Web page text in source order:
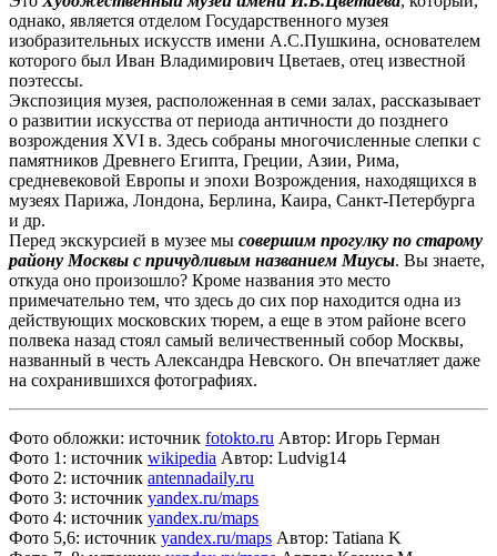
однако, является отделом Государственного музея
изобразительных искусств имени А.С.Пушкина, основателем
которого был Иван Владимирович Цветаев, отец известной
поэтессы.
Экспозиция музея, расположенная в семи залах, рассказывает
о развитии искусства от периода античности до позднего
возрождения XVI в. Здесь собраны многочисленные слепки с
памятников Древнего Египта, Греции, Азии, Рима,
средневековой Европы и эпохи Возрождения, находящихся в
музеях Парижа, Лондона, Берлина, Каира, Санкт-Петербурга
и др.
Перед экскурсией в музее мы совершим прогулку по старому
району Москвы с причудливым названием Миусы. Вы знаете,
откуда оно произошло? Кроме названия это место
примечательно тем, что здесь до сих пор находится одна из
действующих московских тюрем, а еще в этом районе всего
полвека назад стоял самый величественный собор Москвы,
названный в честь Александра Невского. Он впечатляет даже
на сохранившихся фотографиях.
Фото обложки: источник fotokto.ru Автор: Игорь Герман
Фото 1: источник wikipedia Автор: Ludvig14
Фото 2: источник antennadaily.ru
Фото 3: источник yandex.ru/maps
Фото 4: источник yandex.ru/maps
Фото 5,6: источник yandex.ru/maps Автор: Tatiana K